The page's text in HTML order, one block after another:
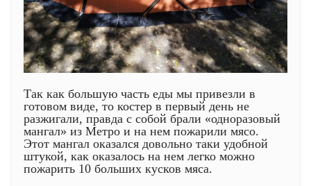
Так как большую часть еды мы привезли в
готовом виде, то костер в первый день не
разжигали, правда с собой брали «одноразовый
мангал» из Метро и на нем пожарили мясо.
Этот мангал оказался довольно таки удобной
штукой, как оказалось на нем легко можно
пожарить 10 больших кусков мяса.